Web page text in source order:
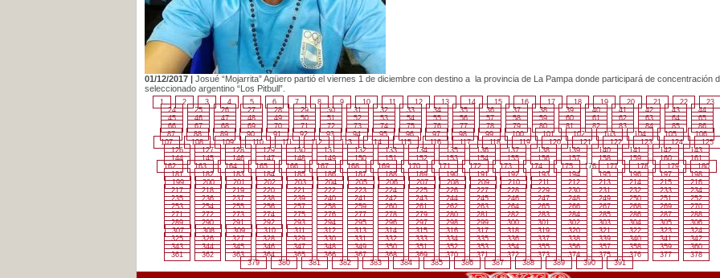
01/12/2017 | Josué “Mojarrita” Agüero partió el viernes 1 de diciembre con destino a la provincia de La Pampa donde participará de concentración
seleccionado argentino “Los Pitbull”.
1 2 3 4 5 6 7 8 9 10 11 12 13 14 15 16 17 18 19 20 21 22
23
24
25 26 27 28 29 30 31 32 33 34 35 36 37 38 39 40 41 42 43
44
45
46 47 48 49 50 51 52 53 54 55 56 57 58 59 60 61 62 63 64
65
66
67 68 69 70 71 72 73 74 75 76 77 78 79 80 81 82 83 84 85
86
87
88 89 90 91 92 93 94 95 96 97 98 99 100 101 102 103 104 105
106
107
108 109 110 111 112 113 114 115 116 117 118 119 120 121 122 123 124
125
126
127 128 129 130 131 132 133 134 135 136 137 138 139 140 141 142
143
144
145 146 147 148 149 150 151 152 153 154 155 156 157 158 159 160
161
162
163 164 165 166 167 168 169 170 171 172 173 174 175 176 177 178 179
180
181
182 183 184 185 186 187 188 189 190 191 192 193 194 195 196 197
198
199
200 201 202 203 204 205 206 207 208 209 210 211 212 213 214 215
216
217
218 219 220 221 222 223 224 225 226 227 228 229 230 231 232 233
234
235
236 237 238 239 240 241 242 243 244 245 246 247 248 249 250 251
252
253
254 255 256 257 258 259 260 261 262 263 264 265 266 267 268 269
270
271
272 273 274 275 276 277 278 279 280 281 282 283 284 285 286 287
288
289
290 291 292 293 294 295 296 297 298 299 300 301 302 303 304 305
306
307
308 309 310 311 312 313 314 315 316 317 318 319 320 321 322 323
324
325
326 327 328 329 330 331 332 333 334 335 336 337 338 339 340 341
342
343
344 345 346 347 348 349 350 351 352 353 354 355 356 357 358 359
360
361
362 363 364 365 366 367 368 369 370 371 372 373 374 375 376 377
378
379
380 381 382 383 384 385 386 387 388 389 390 391